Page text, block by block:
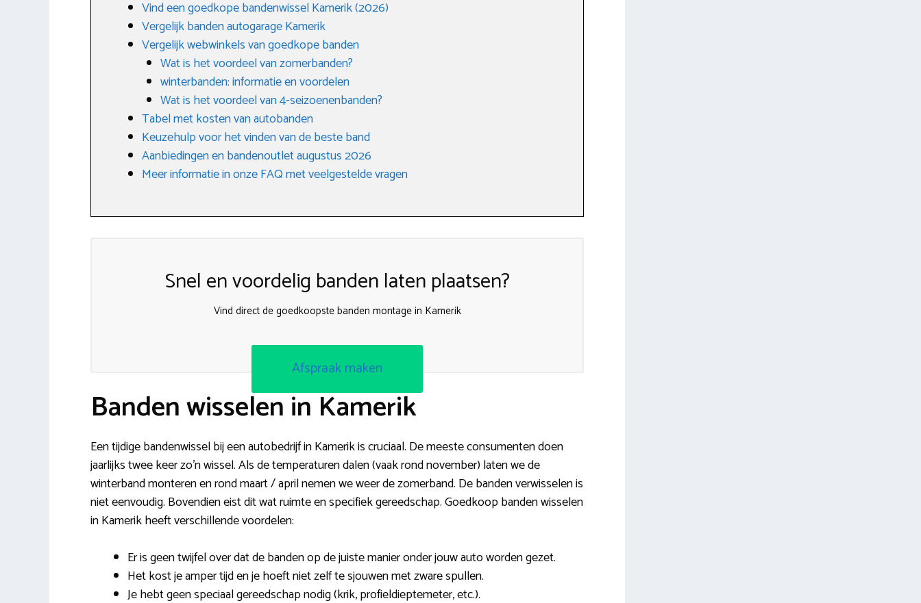
Vind een goedkope bandenwissel Kamerik (2026)
Vergelijk banden autogarage Kamerik
Vergelijk webwinkels van goedkope banden
Wat is het voordeel van zomerbanden?
winterbanden: informatie en voordelen
Wat is het voordeel van 4-seizoenenbanden?
Tabel met kosten van autobanden
Keuzehulp voor het vinden van de beste band
Aanbiedingen en bandenoutlet augustus 2026
Meer informatie in onze FAQ met veelgestelde vragen
Snel en voordelig banden laten plaatsen?
Vind direct de goedkoopste banden montage in Kamerik
Afspraak maken
Banden wisselen in Kamerik
Een tijdige bandenwissel bij een autobedrijf in Kamerik is cruciaal. De meeste consumenten doen
jaarlijks twee keer zo’n wissel. Als de temperaturen dalen (vaak rond november) laten we de
winterband monteren en rond maart / april nemen we weer de zomerband. De banden verwisselen is
niet eenvoudig. Bovendien eist dit wat ruimte en specifiek gereedschap. Goedkoop banden wisselen
in Kamerik heeft verschillende voordelen:
Er is geen twijfel over dat de banden op de juiste manier onder jouw auto worden gezet.
Het kost je amper tijd en je hoeft niet zelf te sjouwen met zware spullen.
Je hebt geen speciaal gereedschap nodig (krik, profieldieptemeter, etc.).